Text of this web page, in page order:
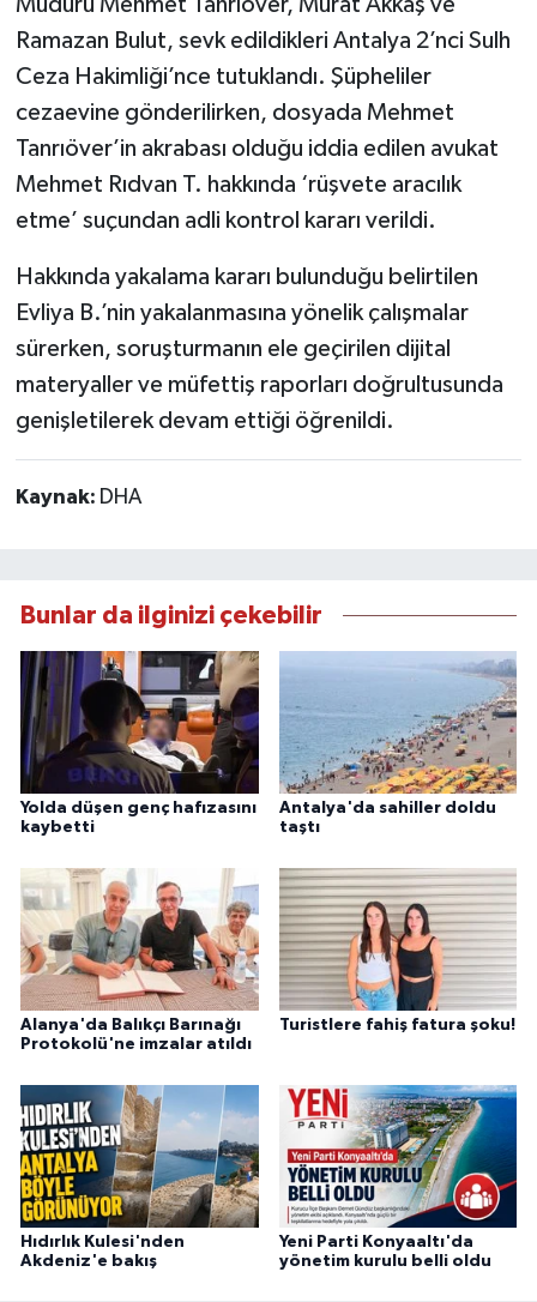
Ramazan Bulut, sevk edildikleri Antalya 2’nci Sulh
Ceza Hakimliği’nce tutuklandı. Şüpheliler
cezaevine gönderilirken, dosyada Mehmet
Tanrıöver’in akrabası olduğu iddia edilen avukat
Mehmet Rıdvan T. hakkında ‘rüşvete aracılık
etme’ suçundan adli kontrol kararı verildi.
Hakkında yakalama kararı bulunduğu belirtilen
Evliya B.’nin yakalanmasına yönelik çalışmalar
sürerken, soruşturmanın ele geçirilen dijital
materyaller ve müfettiş raporları doğrultusunda
genişletilerek devam ettiği öğrenildi.
Kaynak: DHA
Bunlar da ilginizi çekebilir
Yolda düşen genç hafızasını
kaybetti
Antalya'da sahiller doldu
taştı
Alanya'da Balıkçı Barınağı
Protokolü'ne imzalar atıldı
Turistlere fahiş fatura şoku!
Hıdırlık Kulesi'nden
Akdeniz'e bakış
Yeni Parti Konyaaltı'da
yönetim kurulu belli oldu